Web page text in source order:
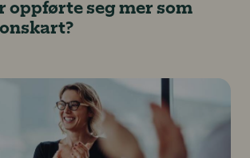
oppførte seg mer som